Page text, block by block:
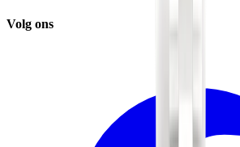
Volg ons